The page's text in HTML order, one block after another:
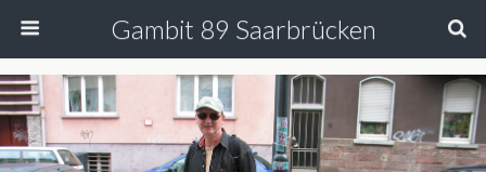
Gambit 89 Saarbrücken